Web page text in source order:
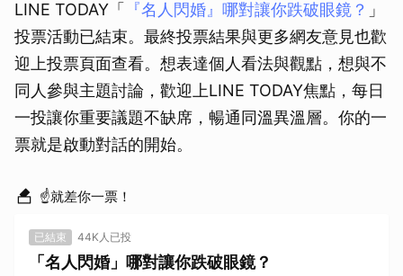
LINE TODAY「 『名人閃婚』哪對讓你跌破眼鏡？ 」
投票活動已結束。最終投票結果與更多網友意見也歡
迎上投票頁面查看。想表達個人看法與觀點，想與不
同人參與主題討論，歡迎上LINE TODAY焦點，每日
一投讓你重要議題不缺席，暢通同溫異溫層。你的一
票就是啟動對話的開始。
☝就差你一票！
已結束 44K人已投
「名人閃婚」哪對讓你跌破眼鏡？